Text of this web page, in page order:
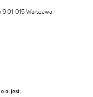
9 01-015 Warszawa
o.o. jest: